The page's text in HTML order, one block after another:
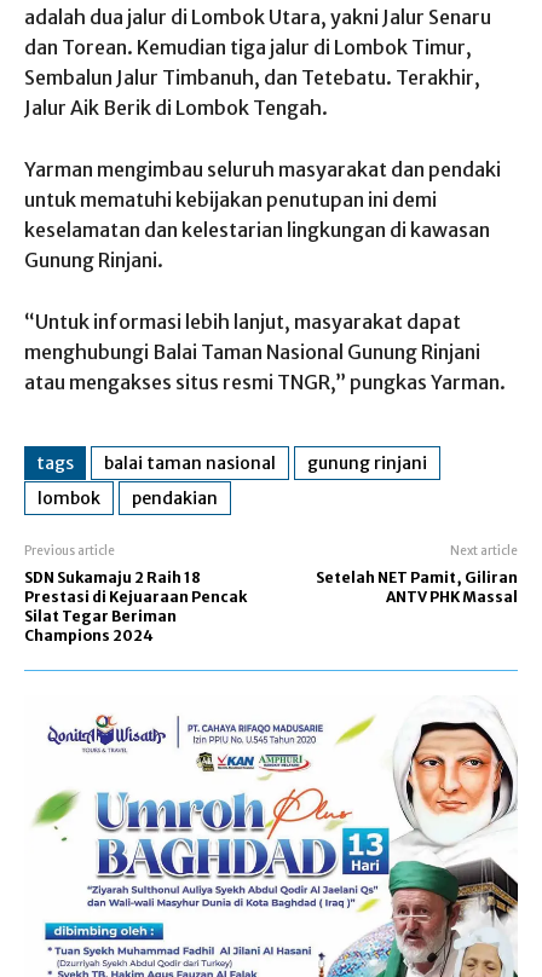
adalah dua jalur di Lombok Utara, yakni Jalur Senaru
dan Torean. Kemudian tiga jalur di Lombok Timur,
Sembalun Jalur Timbanuh, dan Tetebatu. Terakhir,
Jalur Aik Berik di Lombok Tengah.
Yarman mengimbau seluruh masyarakat dan pendaki
untuk mematuhi kebijakan penutupan ini demi
keselamatan dan kelestarian lingkungan di kawasan
Gunung Rinjani.
“Untuk informasi lebih lanjut, masyarakat dapat
menghubungi Balai Taman Nasional Gunung Rinjani
atau mengakses situs resmi TNGR,” pungkas Yarman.
tags balai taman nasional
gunung rinjani
lombok
pendakian
Previous article
SDN Sukamaju 2 Raih 18
Prestasi di Kejuaraan Pencak
Silat Tegar Beriman
Champions 2024
Next article
Setelah NET Pamit, Giliran
ANTV PHK Massal